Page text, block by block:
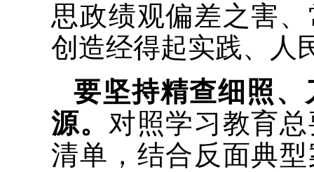
思政绩观偏差之害
创造经得起实践、人
要坚持精查细照
源。 对照学习教育
清单，结合反面典